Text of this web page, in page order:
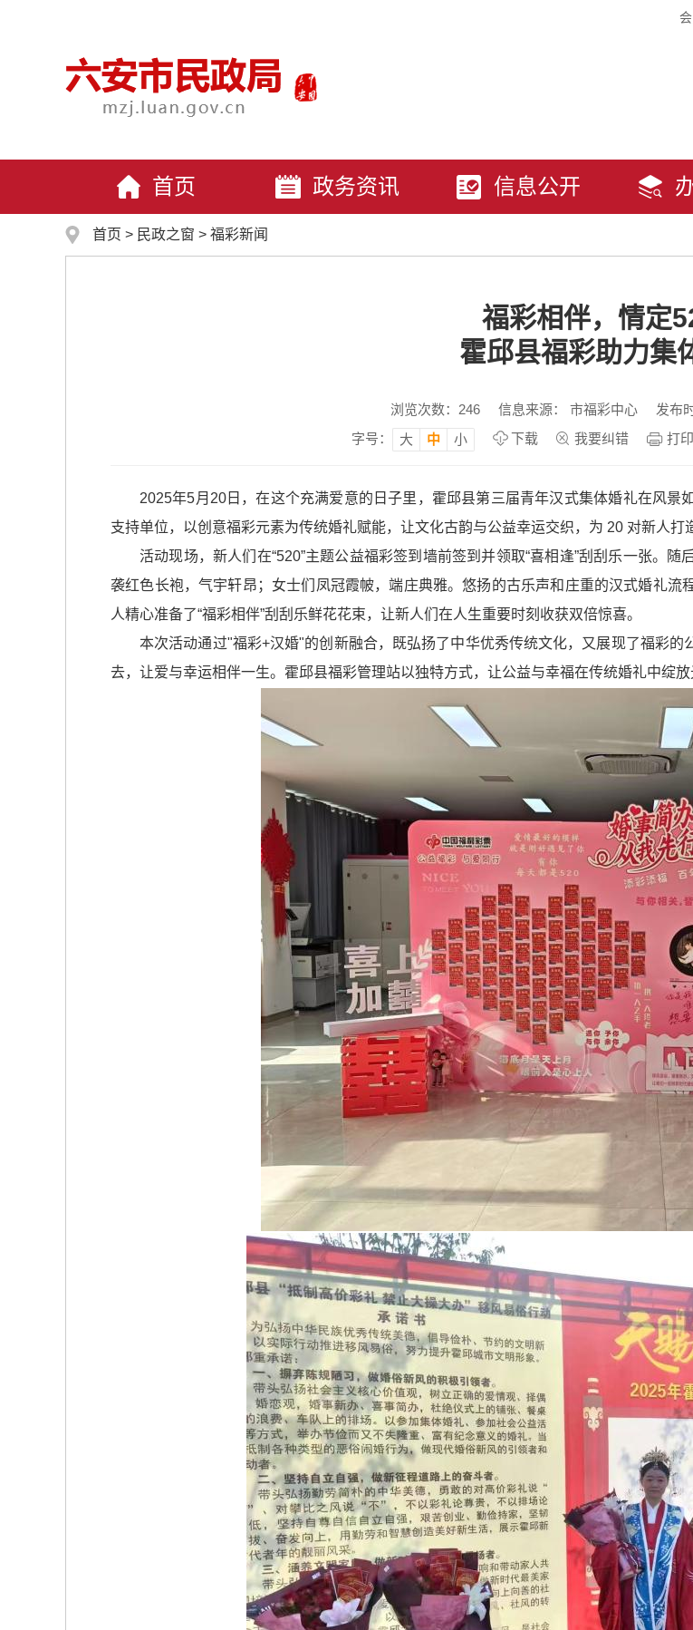
首页 政务资讯 信息公开
首页 > 民政之窗 > 福彩新闻
福彩相伴，情定
霍邱县福彩助力集
浏览次数： 246 信息来源： 市福彩中心
发布
字号：
大 中 小 下载 我要纠错 打印
2025年5月20日，在这个充满爱意的日子里，霍邱县第三届青年汉式集体婚礼在风
支持单位，以创意福彩元素为传统婚礼赋能，让文化古韵与公益幸运交织，为 20 对新人打
活动现场，新人们在“520”主题公益福彩签到墙前签到并领取“喜相逢”刮刮乐一张。
袭红色长袍，气宇轩昂；女士们凤冠霞帔，端庄典雅。悠扬的古乐声和庄重的汉式婚礼
人精心准备了“福彩相伴”刮刮乐鲜花花束，让新人们在人生重要时刻收获双倍惊喜。
本次活动通过"福彩+汉婚"的创新融合，既弘扬了中华优秀传统文化，又展现了福彩
去，让爱与幸运相伴一生。霍邱县福彩管理站以独特方式，让公益与幸福在传统婚礼中绽放